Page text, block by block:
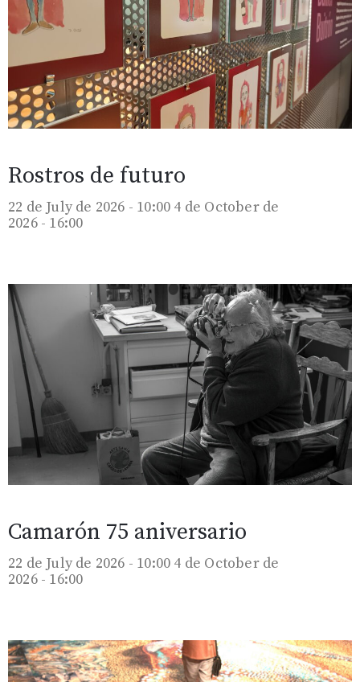
Rostros de futuro
22 de July de 2026 - 10:00 4 de October de
2026 - 16:00
Camarón 75 aniversario
22 de July de 2026 - 10:00 4 de October de
2026 - 16:00